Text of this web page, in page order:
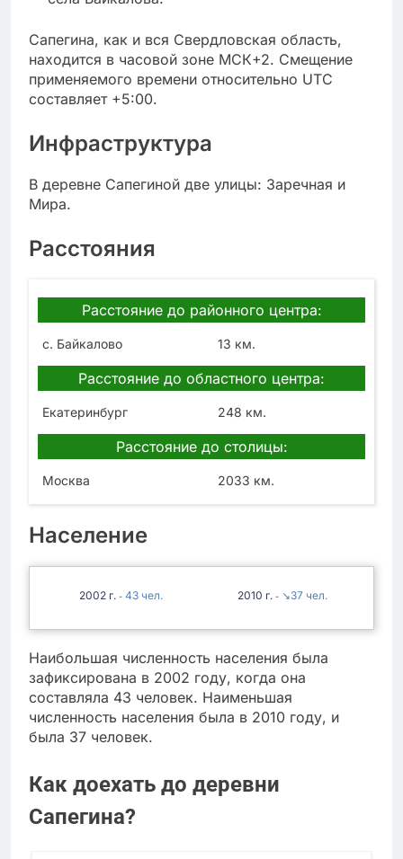
Сапегина, как и вся Свердловская область,
находится в часовой зоне МСК+2. Смещение
применяемого времени относительно UTC
составляет +5:00.
Инфраструктура
В деревне Сапегиной две улицы: Заречная и
Мира.
Расстояния
Расстояние до районного центра:
с. Байкалово 13 км.
Расстояние до областного центра:
Екатеринбург 248 км.
Расстояние до столицы:
Москва 2033 км.
Население
2002 - 43 2010 - ↘37
Наибольшая численность населения была
зафиксирована в 2002 году, когда она
составляла 43 человек. Наименьшая
численность населения была в 2010 году, и
была 37 человек.
Как доехать до деревни
Сапегина?